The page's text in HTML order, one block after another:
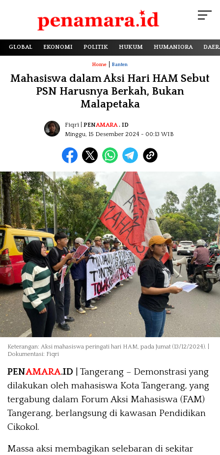
GLOBAL EKONOMI POLITIK HUKUM HUMANIORA
Home Banten
Mahasiswa dalam Aksi Hari HAM Sebut
PSN Harusnya Berkah, Bukan
Malapetaka
Fiqri PENAMARA. ID
Minggu, 15 Desember 2024 - 00:13 WIB
Keterangan: Aksi mahasiswa peringati hari HAM, pada Jumat (13/12/2024). |
Dokumentasi: Fiqri
PENAMARA.ID | Tangerang – Demonstrasi yang
dilakukan oleh mahasiswa Kota Tangerang, yang
tergabung dalam Forum Aksi Mahasiswa (FAM)
Tangerang, berlangsung di kawasan Pendidikan
Cikokol.
Massa aksi membagikan selebaran di sekitar